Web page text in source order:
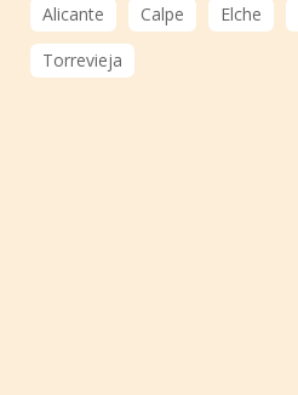
Alicante Calpe Elche
Torrevieja